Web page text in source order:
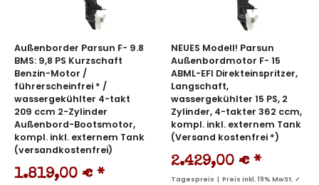
Außenborder Parsun F- 9.8
BMS: 9,8 PS Kurzschaft
Benzin-Motor /
führerscheinfrei * /
wassergekühlter 4-takt
209 ccm 2-Zylinder
Außenbord-Bootsmotor,
kompl. inkl. externem Tank
(versandkostenfrei)
1.819,00 € *
NEUES Modell! Parsun
Außenbordmotor F- 15
ABML-EFI Direkteinspritzer,
Langschaft,
wassergekühlter 15 PS, 2
Zylinder, 4-takter 362 ccm,
kompl. inkl. externem Tank
(Versand kostenfrei *)
2.429,00 € *
Tagespreis | Preis inkl. 19% MwSt. ✓